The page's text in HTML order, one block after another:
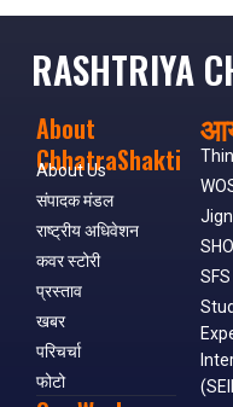
RASHTRIYA
About
ChhatraShakti
About Us
संपादक मंडल
राष्ट्रीय अधिवेशन
कवर स्टोरी
प्रस्ताव
खबर
परिचर्चा
फोटो
SFS